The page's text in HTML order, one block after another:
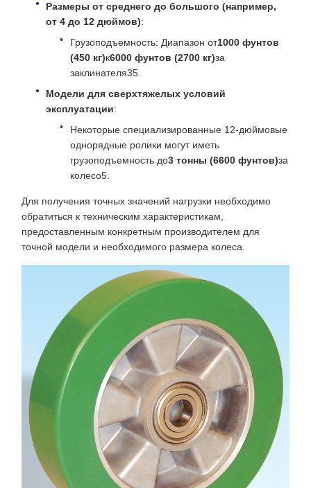
Размеры от среднего до большого (например,
от 4 до 12 дюймов):
Грузоподъемность: Диапазон от1000 фунтов
(450 кг)к6000 фунтов (2700 кг)за
заклинателя35.
Модели для сверхтяжелых условий
эксплуатации:
Некоторые специализированные 12-дюймовые
однорядные ролики могут иметь
грузоподъемность до3 тонны (6600 фунтов)за
колесо5.
Для получения точных значений нагрузки необходимо
обратиться к техническим характеристикам,
предоставленным конкретным производителем для
точной модели и необходимого размера колеса.